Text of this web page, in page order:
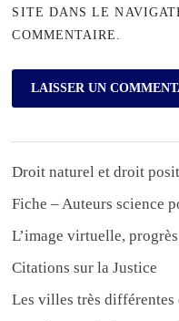
SITE DANS LE
COMMENTAIRE.
Droit naturel et droit
Fiche – Auteurs science
L’image virtuelle,
Citations sur la Justice
Les villes très différentes